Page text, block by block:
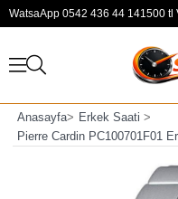
WatsaApp 0542 436 44 141500 tl
Anasayfa> Erkek Saati >
Pierre Cardin PC100701F01